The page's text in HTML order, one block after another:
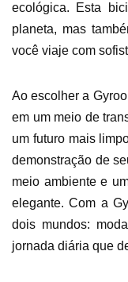
ecológica. Esta
planeta, mas
você viaje com
Ao escolher a
em um meio de
um futuro mais
demonstração de
meio ambiente e
elegante. Com a
dois mundos:
jornada diária que